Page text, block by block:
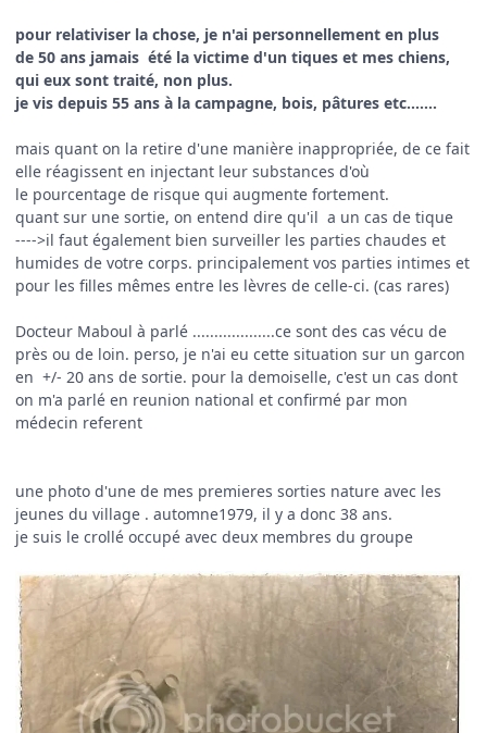
pour relativiser la chose, je n'ai personnellement en plus
de 50 ans jamais été la victime d'un tiques et mes chiens,
qui eux sont traité, non plus.
je vis depuis 55 ans à la campagne, bois, pâtures etc.......
mais quant on la retire d'une manière inappropriée, de ce fait
elle réagissent en injectant leur substances d'où
le pourcentage de risque qui augmente fortement.
quant sur une sortie, on entend dire qu'il a un cas de tique
---->il faut également bien surveiller les parties chaudes et
humides de votre corps. principalement vos parties intimes et
pour les filles mêmes entre les lèvres de celle-ci. (cas rares)
Docteur Maboul à parlé ...................ce sont des cas vécu de
près ou de loin. perso, je n'ai eu cette situation sur un garcon
en +/- 20 ans de sortie. pour la demoiselle, c'est un cas dont
on m'a parlé en reunion national et confirmé par mon
médecin referent
une photo d'une de mes premieres sorties nature avec les
jeunes du village . automne1979, il y a donc 38 ans.
je suis le crollé occupé avec deux membres du groupe